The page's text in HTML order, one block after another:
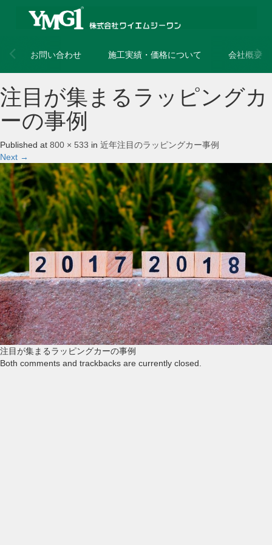
お問い合わせ 施工実績・価格について 会社概要
注目が集まるラッピングカ
ーの事例
Published at 800 × 533 in 近年注目のラッピングカー事例
Next →
注目が集まるラッピングカーの事例
Both comments and trackbacks are currently closed.